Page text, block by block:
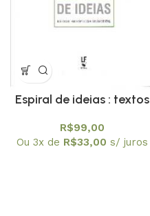
Espiral de ideias : textos
fundamental
R$99,00
Ou 3x de R$33,00 s/ juros